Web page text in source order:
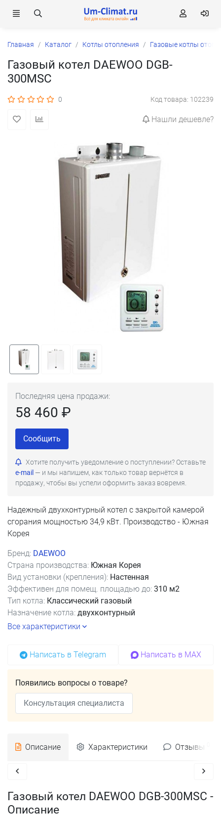
Главная Каталог Котлы отопления Газовые котлы
Газовый котел DAEWOO DGB-
300MSC
0 Код товара: 102239
Нашли дешевле?
Последняя цена продажи:
58 460 ₽
Сообщить
Хотите получить уведомление о поступлении? Оставьте
e-mail — и мы напишем, как только товар вернётся в
продажу, чтобы вы успели оформить заказ вовремя.
Надежный двухконтурный котел с закрытой камерой
сгорания мощностью 34,9 кВт. Производство - Южная
Корея
Бренд: DAEWOO
Страна производства: Южная Корея
Вид установки (крепления): Настенная
Эффективен для помещ. площадью до: 310 м2
Тип котла: Классический газовый
Назначение котла: двухконтурный
Все характеристики
Написать в Telegram Написать в MAX
Появились вопросы о товаре?
Консультация специалиста
Описание Характеристики Отзывы
Газовый котел DAEWOO DGB-300MSC -
Описание